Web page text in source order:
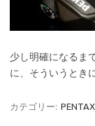
少し明確になるま
に、そういうとき
カテゴリー: